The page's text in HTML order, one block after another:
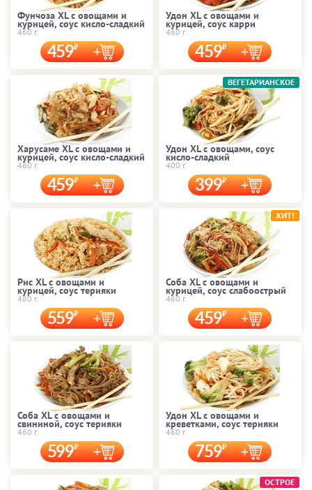
Фунчоза XL с овощами и
курицей, соус кисло-сладкий
460 г.
459
Удон XL с овощами и
курицей, соус карри
460 г.
459
Харусаме XL с овощами и
курицей, соус кисло-сладкий
460 г.
459
Удон XL с овощами, соус
кисло-сладкий
400 г.
399
ВЕГЕТАРИАНСКОЕ
Рис XL с овощами и
курицей, соус терияки
480 г.
559
Соба XL с овощами и
курицей, соус слабоострый
460 г.
459
ХИТ!
Соба XL с овощами и
свининой, соус терияки
460 г.
599
Удон XL с овощами и
креветками, соус терияки
460 г.
759
ОСТРОЕ